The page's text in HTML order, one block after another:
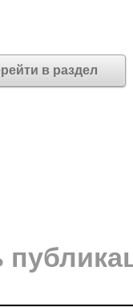
в раздел